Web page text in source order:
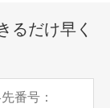
るだけ早く